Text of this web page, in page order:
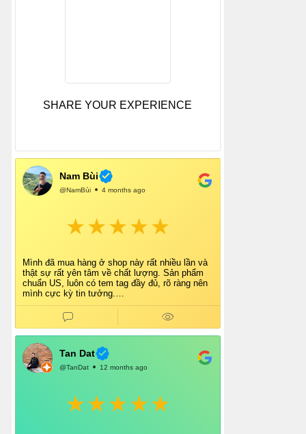
SHARE YOUR EXPERIENCE
Nam Bùi
@NamBùi 4 months ago
Mình đã mua hàng ở shop này rất nhiều lần và
thật sự rất yên tâm về chất lượng. Sản phẩm
chuẩn US, luôn có tem tag đầy đủ, rõ ràng nên
mình cực kỳ tin tưởng.
Shop tư vấn nhiệt tình, giao hàng nhanh, đóng
gói cẩn thận. Mỗi lần mua đều cảm thấy hài
Chắc chắn mình sẽ tiếp tục ủng hộ shop lâu dài
và giới thiệu thêm cho bạn bè 👍
Tan Dat
@TanDat 12 months ago